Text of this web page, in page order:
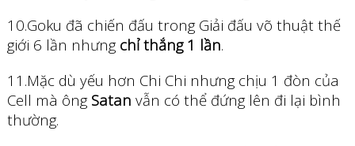
10.Goku đã chiến đấu trong Giải đấu võ thuật thế
giới 6 lần nhưng chỉ thắng 1 lần.
11.Mặc dù yếu hơn Chi Chi nhưng chịu 1 đòn của
Cell mà ông Satan vẫn có thể đứng lên đi lại bình
thường.